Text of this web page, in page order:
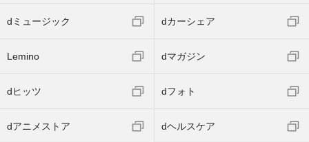
dミュージック dカーシェア
Lemino dマガジン
dヒッツ dフォト
dアニメストア dヘルスケア